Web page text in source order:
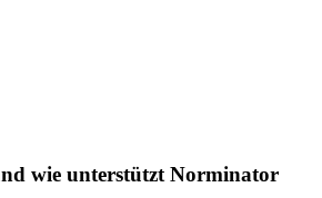
wie unterstützt Norminator